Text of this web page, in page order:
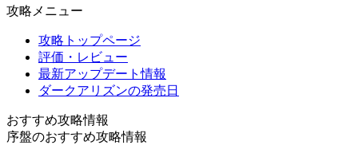
攻略メニュー
攻略トップページ
評価・レビュー
最新アップデート情報
ダークアリズンの発売日
おすすめ攻略情報
序盤のおすすめ攻略情報